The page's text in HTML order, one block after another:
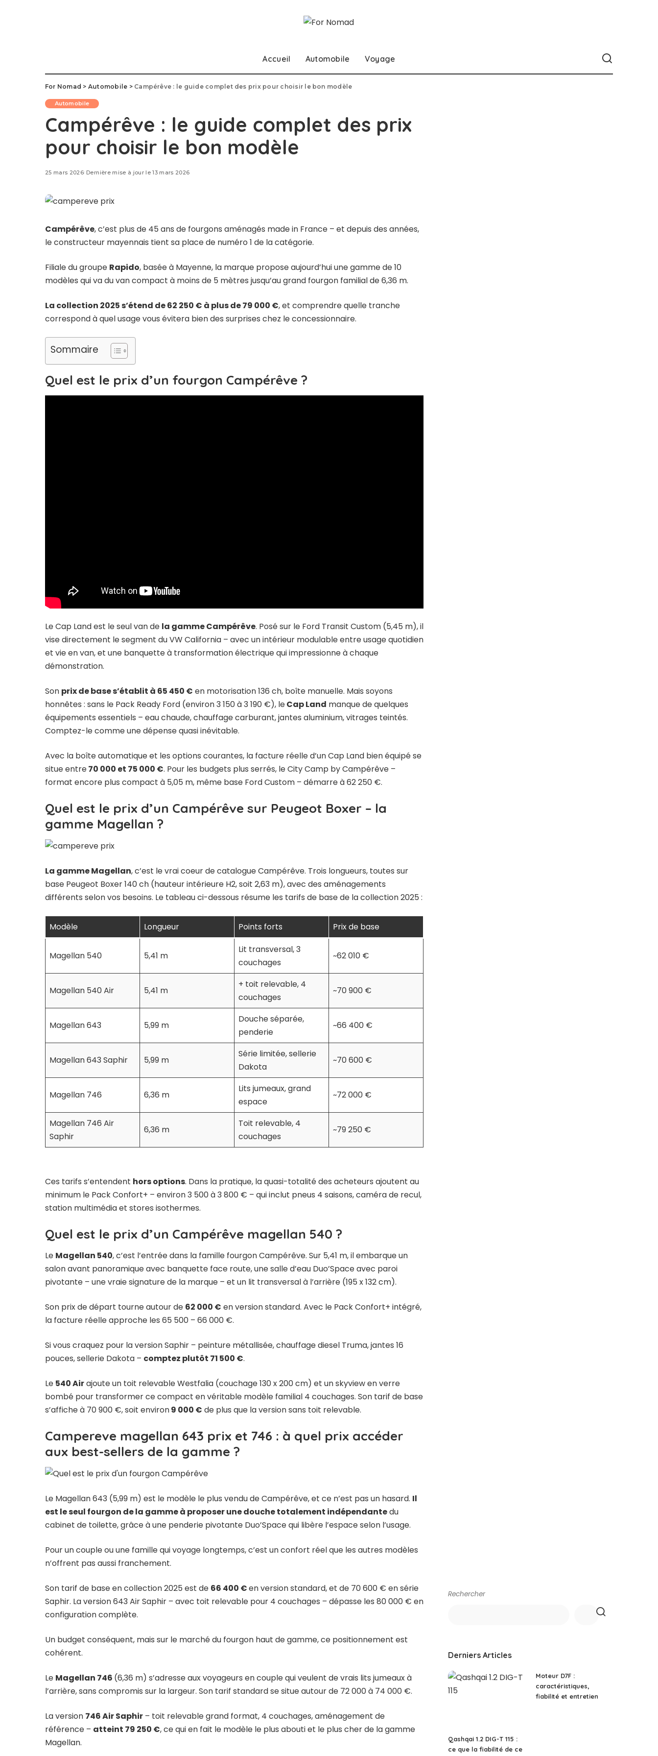
Accueil Automobile Voyage
For Nomad > Automobile > Campérêve : le guide complet des prix pour choisir le bon modèle
Automobile
Campérêve : le guide complet des prix
pour choisir le bon modèle
25 mars 2026 Dernière mise à jour le 13 mars 2026
Campérêve, c’est plus de 45 ans de fourgons aménagés made in France – et depuis des années,
le constructeur mayennais tient sa place de numéro 1 de la catégorie.
Filiale du groupe Rapido, basée à Mayenne, la marque propose aujourd’hui une gamme de 10
modèles qui va du van compact à moins de 5 mètres jusqu’au grand fourgon familial de 6,36 m.
La collection 2025 s’étend de 62 250 € à plus de 79 000 €, et comprendre quelle tranche
correspond à quel usage vous évitera bien des surprises chez le concessionnaire.
Sommaire
Quel est le prix d’un fourgon Campérêve ?
Le Cap Land est le seul van de la gamme Campérêve. Posé sur le Ford Transit Custom (5,45 m), il
vise directement le segment du VW California – avec un intérieur modulable entre usage quotidien
et vie en van, et une banquette à transformation électrique qui impressionne à chaque
démonstration.
Son prix de base s’établit à 65 450 € en motorisation 136 ch, boîte manuelle. Mais soyons
honnêtes : sans le Pack Ready Ford (environ 3 150 à 3 190 €), leCap Land manque de quelques
équipements essentiels – eau chaude, chauffage carburant, jantes aluminium, vitrages teintés.
Comptez-le comme une dépense quasi inévitable.
Avec la boîte automatique et les options courantes, la facture réelle d’un Cap Land bien équipé se
situe entre70 000 et 75 000 €. Pour les budgets plus serrés, le City Camp by Campérêve –
format encore plus compact à 5,05 m, même base Ford Custom – démarre à 62 250 €.
Quel est le prix d’un Campérêve sur Peugeot Boxer – la
gamme Magellan ?
La gamme Magellan, c’est le vrai coeur de catalogue Campérêve. Trois longueurs, toutes sur
base Peugeot Boxer 140 ch (hauteur intérieure H2, soit 2,63 m), avec des aménagements
différents selon vos besoins. Le tableau ci-dessous résume les tarifs de base de la collection 2025 :
Modèle Longueur Points forts Prix de base
Magellan 540 5,41 m
Lit transversal, 3
couchages
~62 010 €
Magellan 540 Air 5,41 m
+ toit relevable, 4
couchages
~70 900 €
Magellan 643 5,99 m
Douche séparée,
penderie
~66 400 €
Magellan 643 Saphir 5,99 m
Série limitée, sellerie
Dakota
~70 600 €
Magellan 746 6,36 m
Lits jumeaux, grand
espace
~72 000 €
Magellan 746 Air
Saphir
6,36 m
Toit relevable, 4
couchages
~79 250 €
Ces tarifs s’entendent hors options. Dans la pratique, la quasi-totalité des acheteurs ajoutent au
minimum le Pack Confort+ – environ 3 500 à 3 800 € – qui inclut pneus 4 saisons, caméra de recul,
station multimédia et stores isothermes.
Quel est le prix d’un Campérêve magellan 540 ?
Le Magellan 540, c’est l’entrée dans la famille fourgon Campérêve. Sur 5,41 m, il embarque un
salon avant panoramique avec banquette face route, une salle d’eau Duo’Space avec paroi
pivotante – une vraie signature de la marque – et un lit transversal à l’arrière (195 x 132 cm).
Son prix de départ tourne autour de 62 000 € en version standard. Avec le Pack Confort+ intégré,
la facture réelle approche les 65 500 – 66 000 €.
Si vous craquez pour la version Saphir – peinture métallisée, chauffage diesel Truma, jantes 16
pouces, sellerie Dakota – comptez plutôt 71 500 €.
Le 540 Airajoute un toit relevable Westfalia (couchage 130 x 200 cm) et un skyview en verre
bombé pour transformer ce compact en véritable modèle familial 4 couchages. Son tarif de base
s’affiche à 70 900 €, soit environ9 000 € de plus que la version sans toit relevable.
Campereve magellan 643 prix et 746 : à quel prix accéder
aux best-sellers de la gamme ?
Le Magellan 643 (5,99 m) est le modèle le plus vendu de Campérêve, et ce n’est pas un hasard. Il
est le seul fourgon de la gamme à proposer une douche totalement indépendantedu
cabinet de toilette, grâce à une penderie pivotante Duo’Space qui libère l’espace selon l’usage.
Pour un couple ou une famille qui voyage longtemps, c’est un confort réel que les autres modèles
n’offrent pas aussi franchement.
Son tarif de base en collection 2025 est de 66 400 €en version standard, et de 70 600 € en série
Saphir. La version 643 Air Saphir – avec toit relevable pour 4 couchages – dépasse les 80 000 € en
configuration complète.
Un budget conséquent, mais sur le marché du fourgon haut de gamme, ce positionnement est
cohérent.
Le Magellan 746 (6,36 m) s’adresse aux voyageurs en couple qui veulent de vrais lits jumeaux à
l’arrière, sans compromis sur la largeur. Son tarif standard se situe autour de 72 000 à 74 000 €.
La version 746 Air Saphir – toit relevable grand format, 4 couchages, aménagement de
référence – atteint 79 250 €, ce qui en fait le modèle le plus abouti et le plus cher de la gamme
Magellan.
Rechercher
Derniers Articles
Qashqai 1.2 DIG-T 115 :
ce que la fiabilité de ce
Moteur D7F :
caractéristiques,
fiabilité et entretien